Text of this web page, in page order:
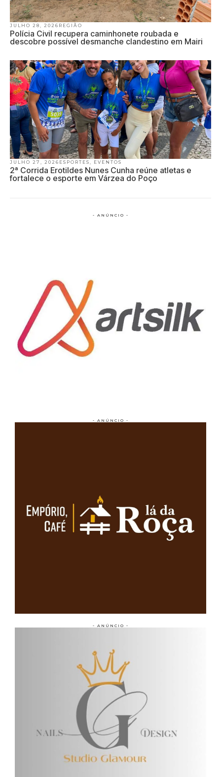
JULHO 28, 2026 REGIÃO
Polícia Civil recupera caminhonete roubada e
descobre possível desmanche clandestino em Mairi
JULHO 27, 2026 ESPORTES EVENTOS
2ª Corrida Erotildes Nunes Cunha reúne atletas e
fortalece o esporte em Várzea do Poço
- ANÚNCIO -
- ANÚNCIO -
- ANÚNCIO -